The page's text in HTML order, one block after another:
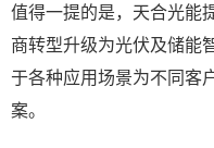
值得一提的是，天合光能
商转型升级为光伏及储能
于各种应用场景为不同客
案。